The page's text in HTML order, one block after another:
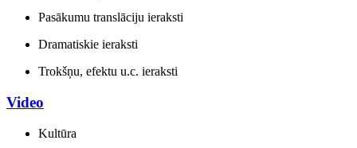
Pasākumu translāciju ieraksti
Dramatiskie ieraksti
Trokšņu, efektu u.c. ieraksti
Video
Kultūra